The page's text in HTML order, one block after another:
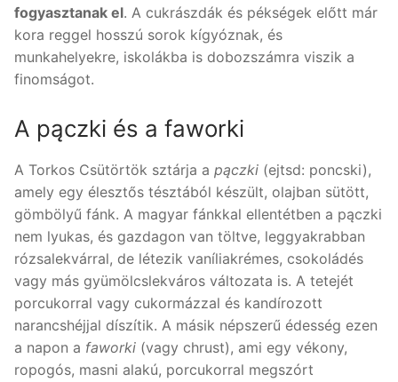
fogyasztanak el. A cukrászdák és pékségek előtt már
kora reggel hosszú sorok kígyóznak, és
munkahelyekre, iskolákba is dobozszámra viszik a
finomságot.
A pączki és a faworki
A Torkos Csütörtök sztárja a pączki (ejtsd: poncski),
amely egy élesztős tésztából készült, olajban sütött,
gömbölyű fánk. A magyar fánkkal ellentétben a pączki
nem lyukas, és gazdagon van töltve, leggyakrabban
rózsalekvárral, de létezik vaníliakrémes, csokoládés
vagy más gyümölcslekváros változata is. A tetejét
porcukorral vagy cukormázzal és kandírozott
narancshéjjal díszítik. A másik népszerű édesség ezen
a napon a faworki (vagy chrust), ami egy vékony,
ropogós, masni alakú, porcukorral megszórt